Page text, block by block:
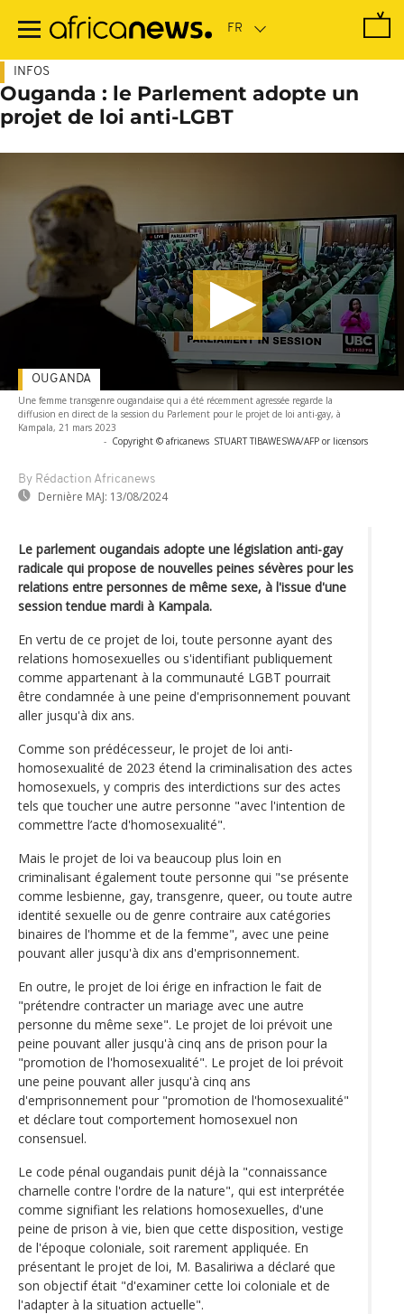
contenu
INFOS
Ouganda : le Parlement adopte un
projet de loi anti-LGBT
Une femme transgenre ougandaise qui a été récemment agressée regarde la
diffusion en direct de la session du Parlement pour le projet de loi anti-gay, à
Kampala, 21 mars 2023
- Copyright © africanews STUART TIBAWESWA/AFP or licensors
By Rédaction Africanews
Dernière MAJ: 13/08/2024
OUGANDA
Le parlement ougandais adopte une législation anti-gay
radicale qui propose de nouvelles peines sévères pour les
relations entre personnes de même sexe, à l'issue d'une
session tendue mardi à Kampala.
En vertu de ce projet de loi, toute personne ayant des
relations homosexuelles ou s'identifiant publiquement
comme appartenant à la communauté LGBT pourrait
être condamnée à une peine d'emprisonnement pouvant
aller jusqu'à dix ans.
Comme son prédécesseur, le projet de loi anti-
homosexualité de 2023 étend la criminalisation des actes
homosexuels, y compris des interdictions sur des actes
tels que toucher une autre personne "avec l'intention de
commettre l’acte d'homosexualité".
Mais le projet de loi va beaucoup plus loin en
criminalisant également toute personne qui "se présente
comme lesbienne, gay, transgenre, queer, ou toute autre
identité sexuelle ou de genre contraire aux catégories
binaires de l'homme et de la femme", avec une peine
pouvant aller jusqu'à dix ans d'emprisonnement.
En outre, le projet de loi érige en infraction le fait de
"prétendre contracter un mariage avec une autre
personne du même sexe". Le projet de loi prévoit une
peine pouvant aller jusqu'à cinq ans de prison pour la
"promotion de l'homosexualité". Le projet de loi prévoit
une peine pouvant aller jusqu'à cinq ans
d'emprisonnement pour "promotion de l'homosexualité"
et déclare tout comportement homosexuel non
consensuel.
Le code pénal ougandais punit déjà la "connaissance
charnelle contre l'ordre de la nature", qui est interprétée
comme signifiant les relations homosexuelles, d'une
peine de prison à vie, bien que cette disposition, vestige
de l'époque coloniale, soit rarement appliquée. En
présentant le projet de loi, M. Basaliriwa a déclaré que
son objectif était "d'examiner cette loi coloniale et de
l'adapter à la situation actuelle".